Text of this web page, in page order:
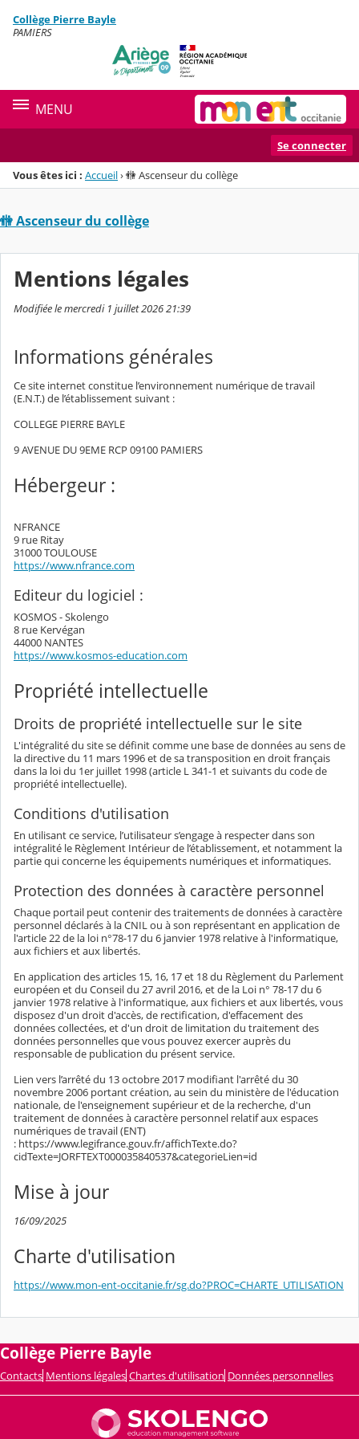
Menu de la rubrique
Contenu
Collège Pierre Bayle
PAMIERS
MENU
Se connecter
Vous êtes ici : Accueil›🚻 Ascenseur du collège
🚻 Ascenseur du collège
Mentions légales
Modifiée le mercredi 1 juillet 2026 21:39
Informations générales
Ce site internet constitue l’environnement numérique de travail
(E.N.T.) de l’établissement suivant :
COLLEGE PIERRE BAYLE
9 AVENUE DU 9EME RCP 09100 PAMIERS
Hébergeur :
NFRANCE
9 rue Ritay
31000 TOULOUSE
https://www.nfrance.com
Editeur du logiciel :
KOSMOS - Skolengo
8 rue Kervégan
44000 NANTES
https://www.kosmos-education.com
Propriété intellectuelle
Droits de propriété intellectuelle sur le site
L'intégralité du site se définit comme une base de données au sens de
la directive du 11 mars 1996 et de sa transposition en droit français
dans la loi du 1er juillet 1998 (article L 341-1 et suivants du code de
propriété intellectuelle).
Conditions d'utilisation
En utilisant ce service, l’utilisateur s’engage à respecter dans son
intégralité le Règlement Intérieur de l’établissement, et notamment la
partie qui concerne les équipements numériques et informatiques.
Protection des données à caractère personnel
Chaque portail peut contenir des traitements de données à caractère
personnel déclarés à la CNIL ou à son représentant en application de
l'article 22 de la loi n°78-17 du 6 janvier 1978 relative à l'informatique,
aux fichiers et aux libertés.
En application des articles 15, 16, 17 et 18 du Règlement du Parlement
européen et du Conseil du 27 avril 2016, et de la Loi n° 78-17 du 6
janvier 1978 relative à l'informatique, aux fichiers et aux libertés, vous
disposez d'un droit d'accès, de rectification, d'effacement des
données collectées, et d'un droit de limitation du traitement des
données personnelles que vous pouvez exercer auprès du
responsable de publication du présent service.
Lien vers l’arrêté du 13 octobre 2017 modifiant l'arrêté du 30
novembre 2006 portant création, au sein du ministère de l'éducation
nationale, de l'enseignement supérieur et de la recherche, d'un
traitement de données à caractère personnel relatif aux espaces
numériques de travail (ENT)
: https://www.legifrance.gouv.fr/affichTexte.do?
cidTexte=JORFTEXT000035840537&categorieLien=id
Mise à jour
16/09/2025
Charte d'utilisation
https://www.mon-ent-occitanie.fr/sg.do?PROC=CHARTE_UTILISATION
Collège Pierre Bayle
Contacts Mentions légales Chartes d'utilisation Données personnelles